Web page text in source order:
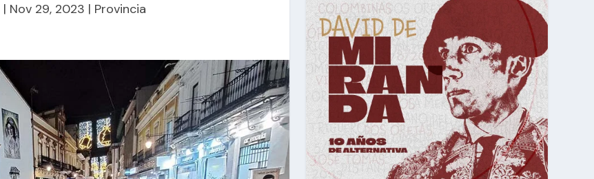
| Nov 29, 2023 | Provincia